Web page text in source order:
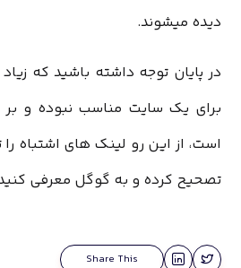
دیده میشوند.
برای یک سایت مناسب نبوده و بر
است، از این رو لینک های اشتباه
تصحیح کرده و به گوگل معرفی کنید.
Share This